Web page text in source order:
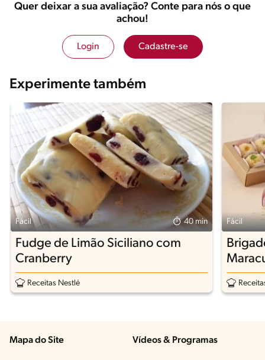
Quer deixar a sua avaliação? Conte para nós o que
achou!
Login Cadastre-se
Experimente também
Fácil 40 min
Fudge de Limão Siciliano com
Cranberry
Receitas Nestlé
Fácil
Mapa do Site Vídeos & Programas​